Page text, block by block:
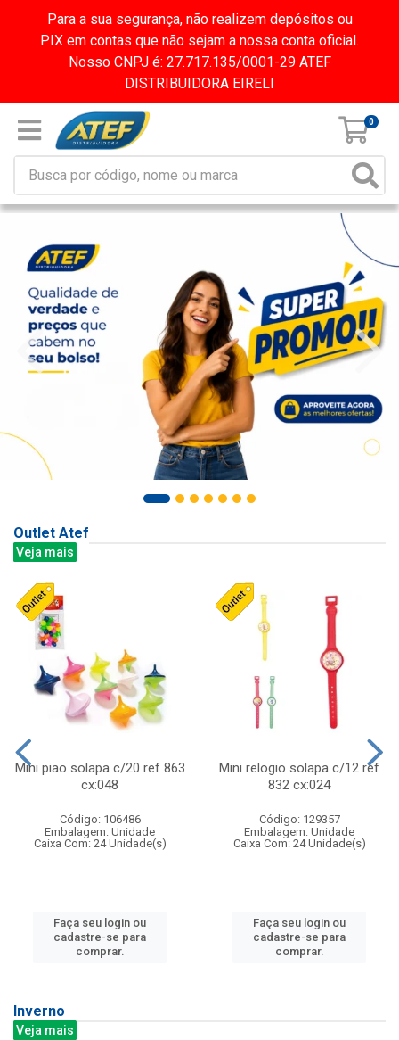
Para a sua segurança, não realizem depósitos ou
PIX em contas que não sejam a nossa conta oficial.
Nosso CNPJ é: 27.717.135/0001-29 ATEF
DISTRIBUIDORA EIRELI
0
Outlet Atef
Veja mais
Mini piao solapa c/20 ref 863
cx:048
Código: 106486
Embalagem: Unidade
Caixa Com: 24 Unidade(s)
Faça seu login ou
cadastre-se para
comprar.
Mini relogio solapa c/12 ref
832 cx:024
Código: 129357
Embalagem: Unidade
Caixa Com: 24 Unidade(s)
Faça seu login ou
cadastre-se para
comprar.
Inverno
Veja mais